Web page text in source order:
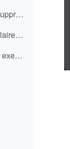
4 - La modification et la suppression de données d'exemplaires (PPTX)
5 - L'utilisation des formulaires (PPTX)
Le support de cours pour exemplarisateur Sudoc-PS (tous les diaporamas en format PDF)